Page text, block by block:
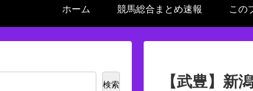
ホーム 競馬総合まとめ速報 この
【武豊】
検索